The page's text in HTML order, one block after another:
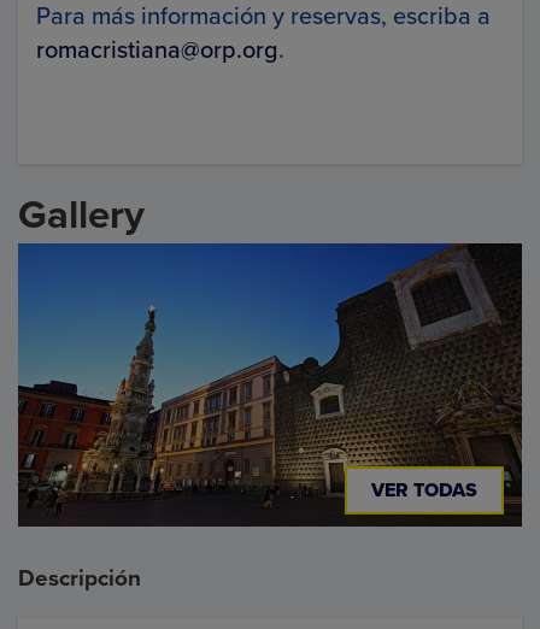
Para más información y reservas, escriba a
romacristiana@orp.org.
Gallery
VER TODAS
Descripción